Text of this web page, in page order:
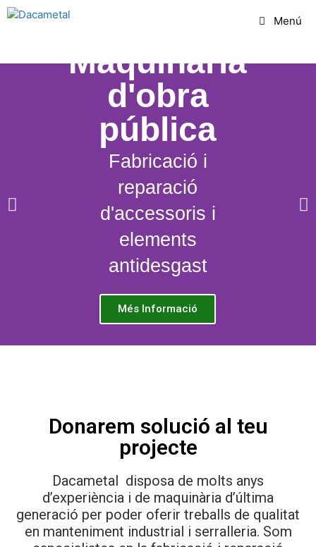
Menú
Maquinària
d'obra
pública
Fabricació i
reparació
d'accessoris i
elements
antidesgast
Més Informació
Donarem solució al teu
projecte
Dacametal disposa de molts anys
d’experiència i de maquinària d’última
generació per poder oferir treballs de qualitat
en manteniment industrial i serralleria. Som